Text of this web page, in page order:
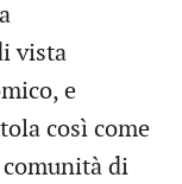
vista
e
così come
comunità di